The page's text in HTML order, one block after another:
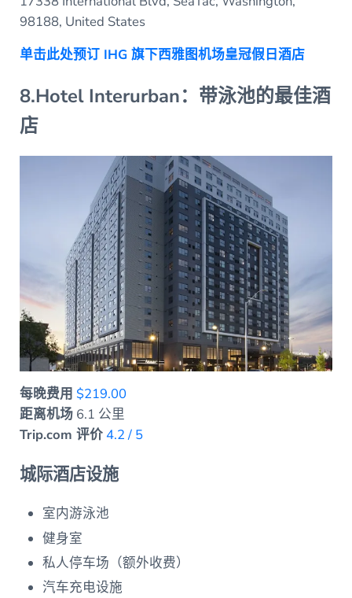
98188, United States
单击此处预订 IHG 旗下西雅图机场皇冠假日酒店
8.Hotel Interurban：带泳池的最佳酒
店
每晚费用 $219.00
距离机场6.1 公里
Trip.com 评价 4.2 / 5
城际酒店设施
室内游泳池
健身室
私人停车场（额外收费）
汽车充电设施